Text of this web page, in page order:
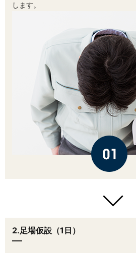
します。
2.足場仮設（1日）